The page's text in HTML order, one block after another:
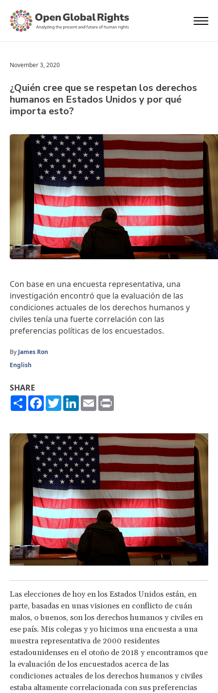
November 3, 2020
¿Quién cree que se respetan los derechos
humanos en Estados Unidos y por qué
importa esto?
Con base en una encuesta representativa, una
investigación encontró que la evaluación de las
condiciones actuales de los derechos humanos y
civiles tenía una fuerte correlación con las
preferencias políticas de los encuestados.
By James Ron
English
SHARE
ShareFacebook
TwitterLinkedIn
Email
Las elecciones de hoy en los Estados Unidos están, en
parte, basadas en unas visiones en conflicto de cuán
malos, o buenos, son los derechos humanos y civiles en
ese país. Mis colegas y yo hicimos una encuesta a una
muestra representativa de 2000 residentes
estadounidenses en el otoño de 2018 y encontramos que
la evaluación de los encuestados acerca de las
condiciones actuales de los derechos humanos y civiles
estaba altamente correlacionada con sus preferencias